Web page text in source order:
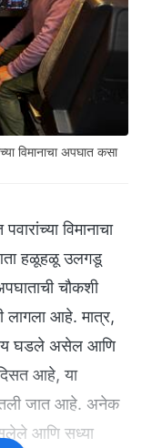
विमानाचा अपघात कसा
विमानाचा
हळूहळू उलगडू
चौकशी
लागला आहे. मात्र,
घडले असेल आणि
आहे, या
घेतली जात आहे. अनेक
आणि सध्या